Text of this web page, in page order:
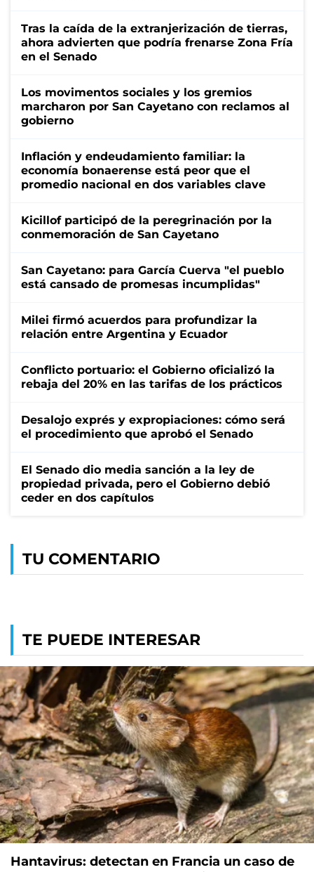
Tras la caída de la extranjerización de tierras,
ahora advierten que podría frenarse Zona Fría
en el Senado
Los movimentos sociales y los gremios
marcharon por San Cayetano con reclamos al
gobierno
Inflación y endeudamiento familiar: la
economía bonaerense está peor que el
promedio nacional en dos variables clave
Kicillof participó de la peregrinación por la
conmemoración de San Cayetano
San Cayetano: para García Cuerva "el pueblo
está cansado de promesas incumplidas"
Milei firmó acuerdos para profundizar la
relación entre Argentina y Ecuador
Conflicto portuario: el Gobierno oficializó la
rebaja del 20% en las tarifas de los prácticos
Desalojo exprés y expropiaciones: cómo será
el procedimiento que aprobó el Senado
El Senado dio media sanción a la ley de
propiedad privada, pero el Gobierno debió
ceder en dos capítulos
TU COMENTARIO
TE PUEDE INTERESAR
Hantavirus: detectan en Francia un caso de